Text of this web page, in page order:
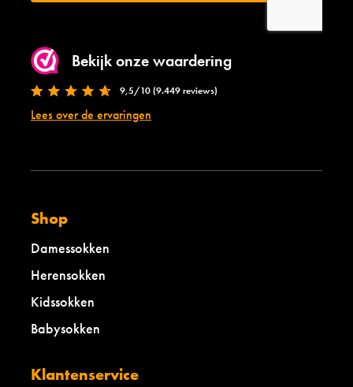
Bekijk onze waardering
9,5/10 (9.449 reviews)
Lees over de ervaringen
Shop
Damessokken
Herensokken
Kidssokken
Babysokken
Klantenservice